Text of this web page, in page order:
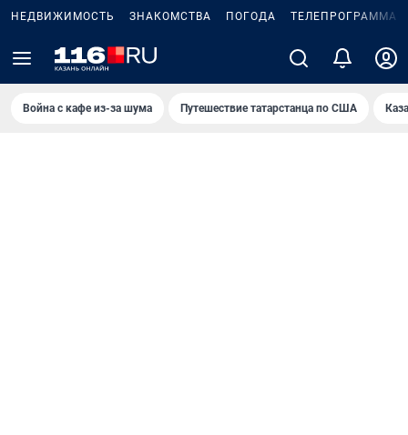
НЕДВИЖИМОСТЬ ЗНАКОМСТВА ПОГОДА ТЕЛЕПРОГРАММА
Война с кафе из-за шума Путешествие татарстанца по США